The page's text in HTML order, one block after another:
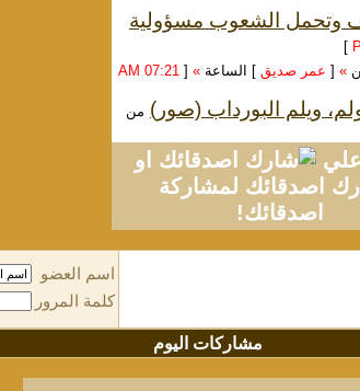
وتحمل الشعوب مسؤولية
]
»
[عمر صديق ] الساعة »
[
07:21 AM
ويلم البورداب (صور) من
او
لمشاركة
اصدقائك!
اسم العضو
كلمة المرور
مشاركات اليوم